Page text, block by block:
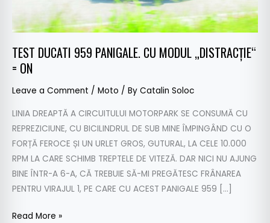
TEST DUCATI 959 PANIGALE. CU MODUL „DISTRACȚIE“
= ON
Leave a Comment / Moto / By Catalin Soloc
LINIA DREAPTĂ A CIRCUITULUI MOTORPARK SE CONSUMĂ CU
REPREZICIUNE, CU BICILINDRUL DE SUB MINE ÎMPINGÂND CU O
FORȚĂ FEROCE ȘI UN URLET GROS, GUTURAL, LA CELE 10.000
RPM LA CARE SCHIMB TREPTELE DE VITEZĂ. DAR NICI NU AJUNG
BINE ÎNTR-A 6-A, CĂ TREBUIE SĂ-MI PREGĂTESC FRÂNAREA
PENTRU VIRAJUL 1, PE CARE CU ACEST PANIGALE 959 […]
ON
Read More »